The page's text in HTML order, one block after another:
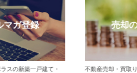
て・
売却のご相談
不動産売却・買取りのご相談はポラ